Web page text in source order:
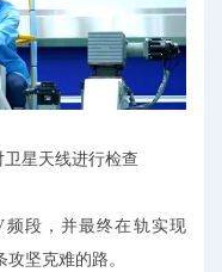
星天线进行检查
段，并最终在轨实现
坚克难的路。